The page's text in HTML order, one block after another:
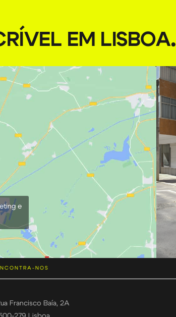
EM LISBOA.
e
NOS
Francisco Baía, 2A